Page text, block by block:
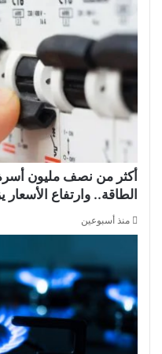
أكثر من نصف مليون
الطاقة.. وارتفاع الأسعار
منذ أسبوعين